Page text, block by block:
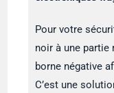
Pour votre
noir à une partie
borne négative
C’est une